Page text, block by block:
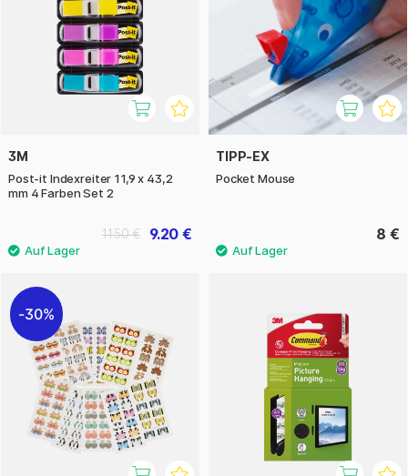
3M
Post-it Indexreiter 11,9 x 43,2
mm 4 Farben Set 2
9.20 €
11.50 €
TIPP-EX
Pocket Mouse
8 €
30%